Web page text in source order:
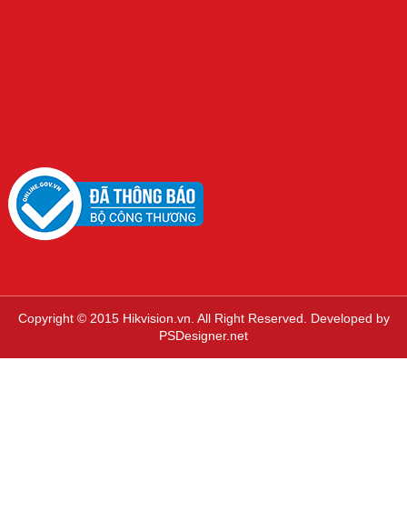
Copyright © 2015 Hikvision.vn. All Right Reserved. Developed by
PSDesigner.net